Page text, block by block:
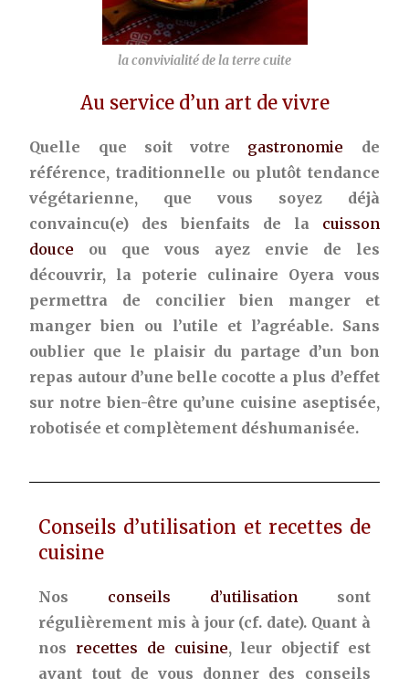
la convivialité de la terre cuite
Au service d’un art de vivre
Quelle que soit votre gastronomie de
référence, traditionnelle ou plutôt tendance
végétarienne, que vous soyez déjà
convaincu(e) des bienfaits de la cuisson
douce ou que vous ayez envie de les
découvrir, la poterie culinaire Oyera vous
permettra de concilier bien manger et
manger bien ou l’utile et l’agréable. Sans
oublier que le plaisir du partage d’un bon
repas autour d’une belle cocotte a plus d’effet
sur notre bien-être qu’une cuisine aseptisée,
robotisée et complètement déshumanisée.
Conseils d’utilisation et recettes de
cuisine
Nos conseils d’utilisation sont
régulièrement mis à jour (cf. date). Quant à
nos recettes de cuisine, leur objectif est
avant tout de vous donner des conseils